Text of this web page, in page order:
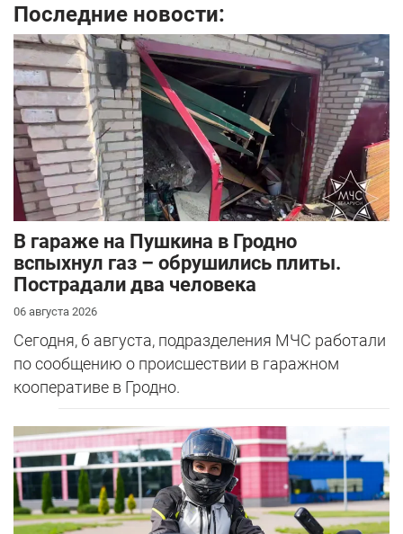
Последние новости:
В гараже на Пушкина в Гродно
вспыхнул газ – обрушились плиты.
Пострадали два человека
06 августа 2026
Сегодня, 6 августа, подразделения МЧС работали
по сообщению о происшествии в гаражном
кооперативе в Гродно.